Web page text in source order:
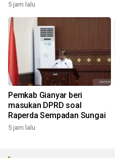
5 jam lalu
Pemkab Gianyar beri
masukan DPRD soal
Raperda Sempadan Sungai
5 jam lalu